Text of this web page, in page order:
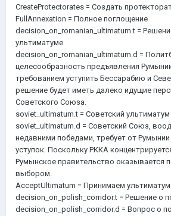
CreateProtectorates = Создать
FullAnnexation = Полное поглощение
decision_on_romanian_ultimatum.t =
ультиматуме
decision_on_romanian_ultimatum.d =
целесообразность предъявления
требованием уступить Бессарабию и
решение будет иметь далеко идущие
Советского Союза.
soviet_ultimatum.t = Советский ультиматум
soviet_ultimatum.d = Советский Союз,
недавними победами, требует от
уступок. Поскольку РККА
Румынское правительство оказывается
выбором.
AcceptUltimatum = Принимаем ультиматум
decision_on_polish_corridor.t = Решение о
decision_on_polish_corridor.d = Вопрос о